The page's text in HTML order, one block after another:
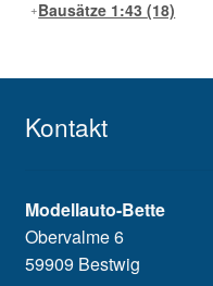
Bausätze 1:43(18)
Kontakt
Modellauto-Bette
Obervalme 6
59909 Bestwig